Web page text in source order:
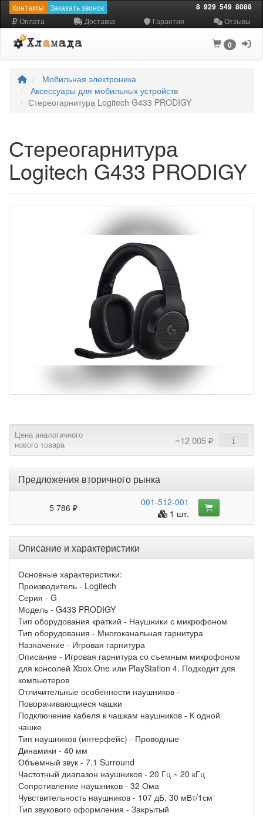
Контакты Заказать звонок 8 929 549 8088
Оплата Доставка Гарантия Отзывы
0
Мобильная электроника
Аксессуары для мобильных устройств
Стереогарнитура Logitech G433 PRODIGY
Стереогарнитура
Logitech G433 PRODIGY
Цена аналогичного
нового товара
~12 005 ₽
Предложения вторичного рынка
5 786 ₽
001-512-001
1 шт.
Описание и характеристики
Основные характеристики:
Производитель - Logitech
Серия - G
Модель - G433 PRODIGY
Тип оборудования краткий - Наушники с микрофоном
Тип оборудования - Многоканальная гарнитура
Назначение - Игровая гарнитура
Описание - Игровая гарнитура со съемным микрофоном
для консолей Xbox One или PlayStation 4. Подходит для
компьютеров
Отличительные особенности наушников -
Поворачивающиеся чашки
Подключение кабеля к чашкам наушников - К одной
чашке
Тип наушников (интерфейс) - Проводные
Динамики - 40 мм
Объемный звук - 7.1 Surround
Частотный диапазон наушников - 20 Гц ~ 20 кГц
Сопротивление наушников - 32 Ома
Чувствительность наушников - 107 дБ, 30 мВт/1см
Тип звукового оформления - Закрытый